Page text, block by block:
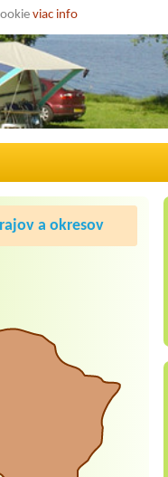
viac info
a okresov